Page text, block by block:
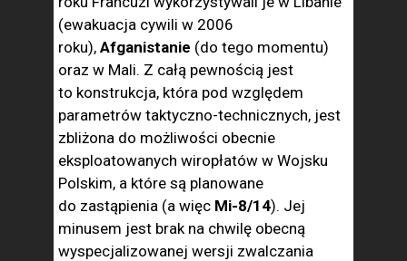
(ewakuacja cywili w 2006
roku), Afganistanie (do tego momentu)
oraz w Mali. Z całą pewnością jest
to konstrukcja, która pod względem
parametrów taktyczno-technicznych, jest
zbliżona do możliwości obecnie
eksploatowanych wiropłatów w Wojsku
Polskim, a które są planowane
do zastąpienia (a więc Mi-8/14). Jej
minusem jest brak na chwilę obecną
wyspecjalizowanej wersji zwalczania